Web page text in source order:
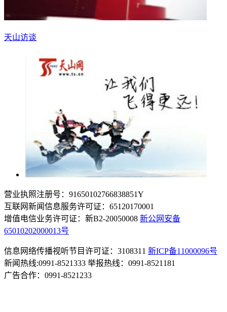
天山访谈
营业执照注册号：91650102766838851Y
互联网新闻信息服务许可证：65120170001
增值电信业务许可证：新B2-20050008 新公网安备
65010202000013号
信息网络传播视听节目许可证：3108311 新ICP备11000096号
新闻热线:0991-8521333 举报热线：0991-8521181
广告合作：0991-8521233